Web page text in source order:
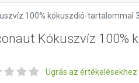
100% kókuszdió-tartalommal
Kókuszvíz 100%
Ugrás az értékelésekhez